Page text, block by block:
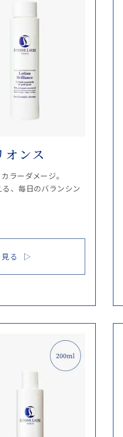
オンス
ラーダメージ。
、毎日のバランシン
る